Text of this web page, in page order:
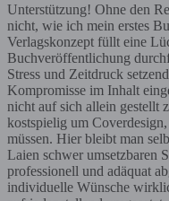
Unterstützung! Ohne den
nicht, wie ich mein erstes
Verlagskonzept füllt eine
Buchveröffentlichung
Stress und Zeitdruck
Kompromisse im Inhalt
nicht auf sich allein gestellt
kostspielig um
müssen. Hier bleibt man
Laien schwer umsetzbaren
professionell und adäquat
individuelle Wünsche